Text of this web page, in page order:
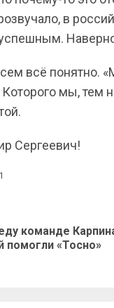
в
всё понятно.
мы, тем
Сергеевич!
команде
помогли «Тосно»